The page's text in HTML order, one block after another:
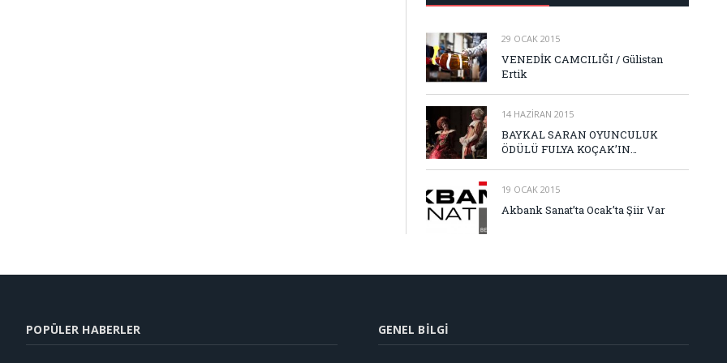
29 OCAK 2015
VENEDİK CAMCILIĞI / Gülistan
Ertik
14 HAZIRAN 2015
BAYKAL SARAN OYUNCULUK
ÖDÜLÜ FULYA KOÇAK’IN…
19 OCAK 2015
Akbank Sanat’ta Ocak’ta Şiir Var
POPÜLER HABERLER GENEL BILGI